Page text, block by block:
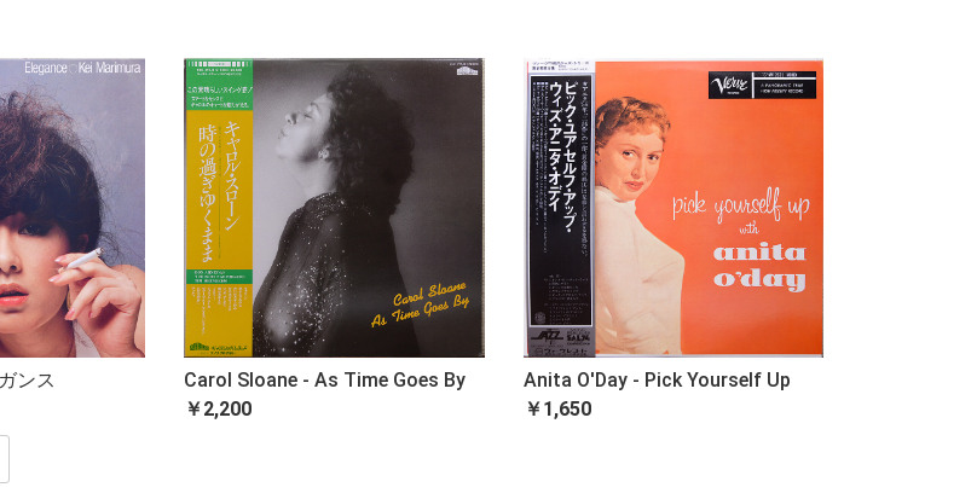
ンス
Carol Sloane - As Time Goes By
￥2,200
Anita O'Day - Pick Yourself Up
￥1,650